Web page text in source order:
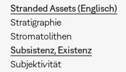
Stranded Assets (Englisch)
Stratigraphie
Stromatolithen
Subsistenz, Existenz
Subjektivität